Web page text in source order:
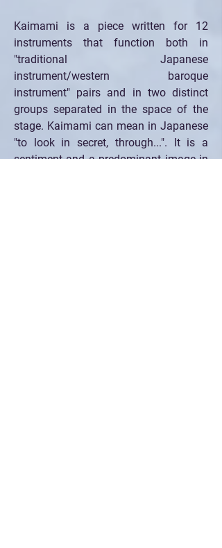
Kaimami is a piece written for 12
instruments that function both in
"traditional Japanese
instrument/western baroque
instrument" pairs and in two distinct
groups separated in the space of the
stage. Kaimami can mean in Japanese
"to look in secret, through...". It is a
sentiment and a predominant image in